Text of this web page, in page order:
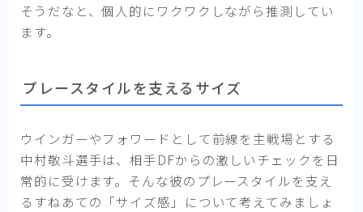
そうだなと、個人的にワクワクしながら推測してい
ます。
プレースタイルを支えるサイズ
ウインガーやフォワードとして前線を主戦場とする
中村敬斗選手は、相手DFからの激しいチェックを日
常的に受けます。そんな彼のプレースタイルを支え
るすねあての「サイズ感」について考えてみましょ